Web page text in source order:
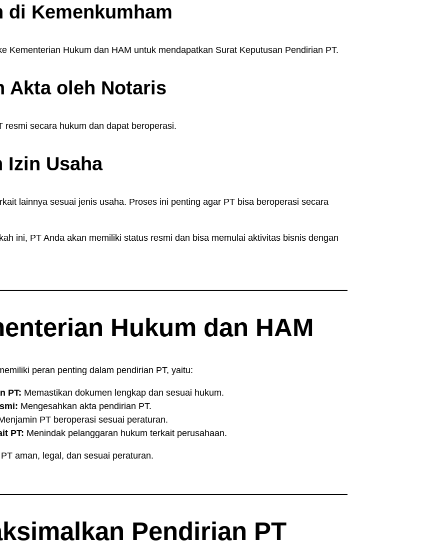
di Kemenkumham
Kementerian Hukum dan HAM untuk mendapatkan Surat Keputusan Pendirian PT.
Akta oleh Notaris
resmi secara hukum dan dapat beroperasi.
Izin Usaha
lainnya sesuai jenis usaha. Proses ini penting agar PT bisa beroperasi secara
ini, PT Anda akan memiliki status resmi dan bisa memulai aktivitas bisnis dengan
Hukum dan HAM
peran penting dalam pendirian PT, yaitu:
PT: Memastikan dokumen lengkap dan sesuai hukum.
Mengesahkan akta pendirian PT.
PT beroperasi sesuai peraturan.
PT: Menindak pelanggaran hukum terkait perusahaan.
aman, legal, dan sesuai peraturan.
Pendirian PT